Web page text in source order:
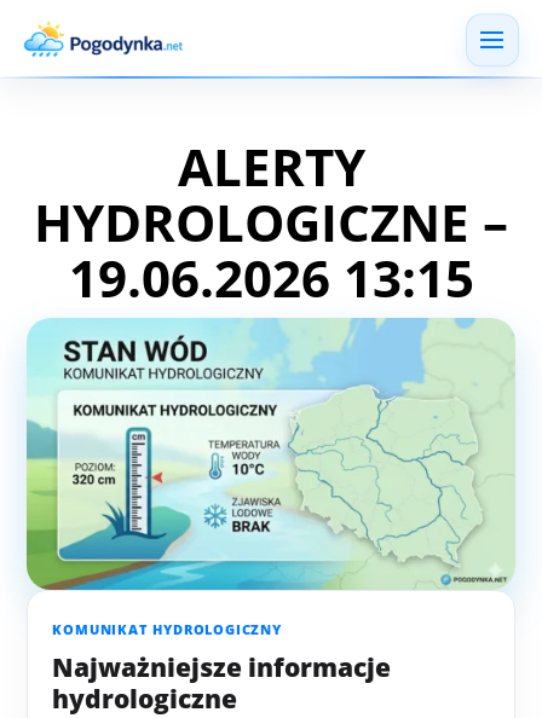
ALERTY
HYDROLOGICZNE –
19.06.2026 13:15
KOMUNIKAT HYDROLOGICZNY
Najważniejsze informacje
hydrologiczne